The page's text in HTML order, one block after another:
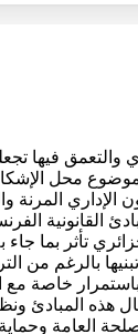
والتعمق فيها
محل
المرنة
القانونية
تأثر بما
بالرغم من
باستمرار
المبادئ
العامة